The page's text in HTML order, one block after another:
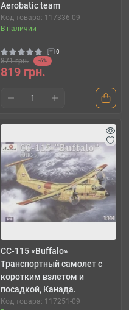
Aerobatic team
Код товара: 117336-09
В наличии
0
871 грн. -6%
819 грн.
CC-115 «Buffalo»
Транспортный самолет с
коротким взлетом и
посадкой, Канада.
Код товара: 117251-09